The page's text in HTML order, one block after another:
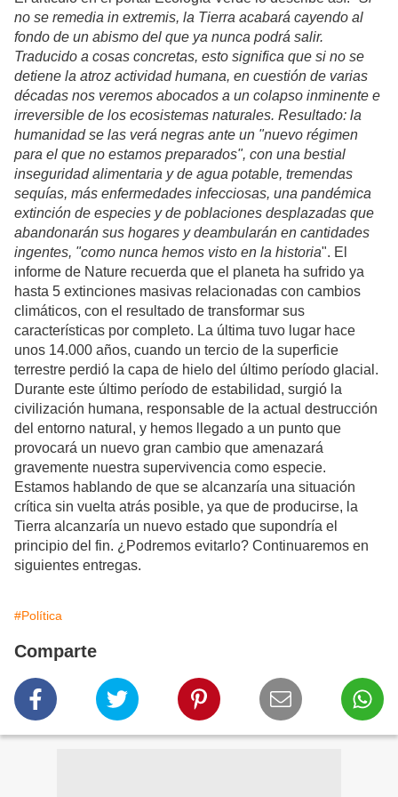
no se remedia in extremis, la Tierra acabará cayendo al
fondo de un abismo del que ya nunca podrá salir.
Traducido a cosas concretas, esto significa que si no se
detiene la atroz actividad humana, en cuestión de varias
décadas nos veremos abocados a un colapso inminente e
irreversible de los ecosistemas naturales. Resultado: la
humanidad se las verá negras ante un "nuevo régimen
para el que no estamos preparados", con una bestial
inseguridad alimentaria y de agua potable, tremendas
sequías, más enfermedades infecciosas, una pandémica
extinción de especies y de poblaciones desplazadas que
abandonarán sus hogares y deambularán en cantidades
ingentes, "como nunca hemos visto en la historia". El
informe de Nature recuerda que el planeta ha sufrido ya
hasta 5 extinciones masivas relacionadas con cambios
climáticos, con el resultado de transformar sus
características por completo. La última tuvo lugar hace
unos 14.000 años, cuando un tercio de la superficie
terrestre perdió la capa de hielo del último período glacial.
Durante este último período de estabilidad, surgió la
civilización humana, responsable de la actual destrucción
del entorno natural, y hemos llegado a un punto que
provocará un nuevo gran cambio que amenazará
gravemente nuestra supervivencia como especie.
Estamos hablando de que se alcanzaría una situación
crítica sin vuelta atrás posible, ya que de producirse, la
Tierra alcanzaría un nuevo estado que supondría el
principio del fin. ¿Podremos evitarlo? Continuaremos en
siguientes entregas.
#Política
Comparte